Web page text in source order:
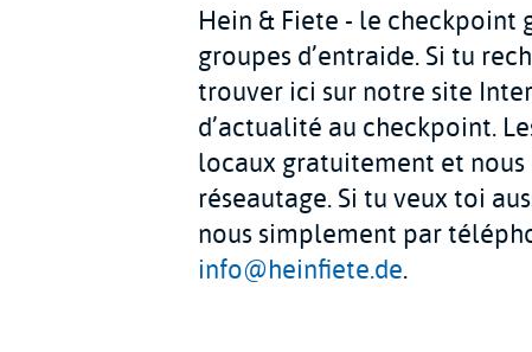
Hein & Fiete - le checkpoint
groupes d’entraide. Si tu
trouver ici sur notre site
d’actualité au checkpoint.
locaux gratuitement et
réseautage. Si tu veux toi
nous simplement par
info@heinfiete.de.